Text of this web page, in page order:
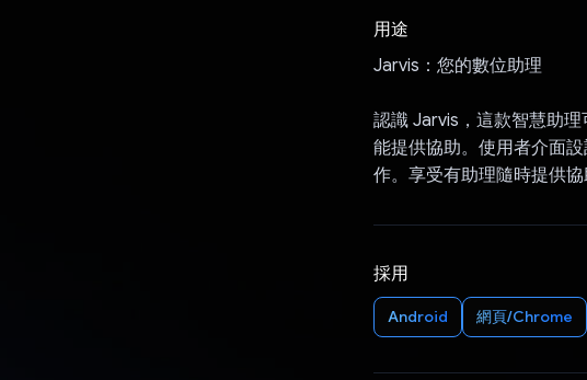
用途
Jarvis：您的數位助理
認識 Jarvis，這款智慧助
能提供協助。使用者介面
作。享受有助理隨時提供協
採用
Android 網頁/Chrome